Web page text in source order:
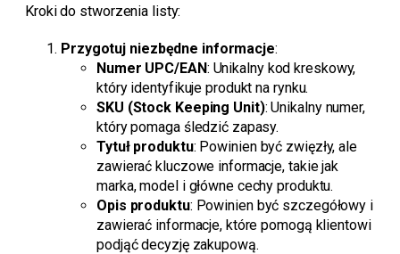
Kroki do stworzenia listy:
Przygotuj niezbędne informacje:
Numer UPC/EAN: Unikalny kod kreskowy,
który identyfikuje produkt na rynku.
SKU (Stock Keeping Unit): Unikalny numer,
który pomaga śledzić zapasy.
Tytuł produktu: Powinien być zwięzły, ale
zawierać kluczowe informacje, takie jak
marka, model i główne cechy produktu.
Opis produktu: Powinien być szczegółowy i
zawierać informacje, które pomogą klientowi
podjąć decyzję zakupową.